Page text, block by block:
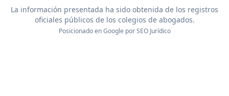
La información presentada ha sido obtenida de los registros
oficiales públicos de los colegios de abogados.
Posicionado en Google porSEO Jurídico